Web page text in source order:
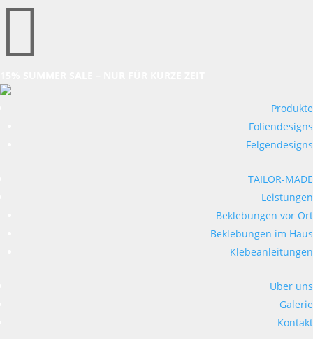

Produkte
Foliendesigns
Felgendesigns
TAILOR-MADE
Leistungen
Beklebungen vor Ort
Beklebungen im Haus
Klebeanleitungen
Über uns
Galerie
Kontakt